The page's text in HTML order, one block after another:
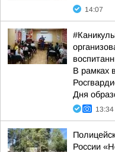
14:07
В рамках
Дня
13:34
России